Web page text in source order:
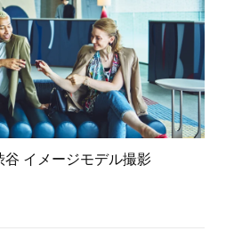
イメージモデル撮影